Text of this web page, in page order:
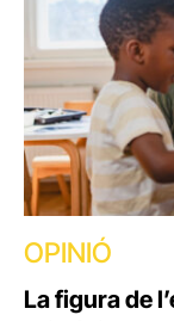
OPINIÓ
La figura de